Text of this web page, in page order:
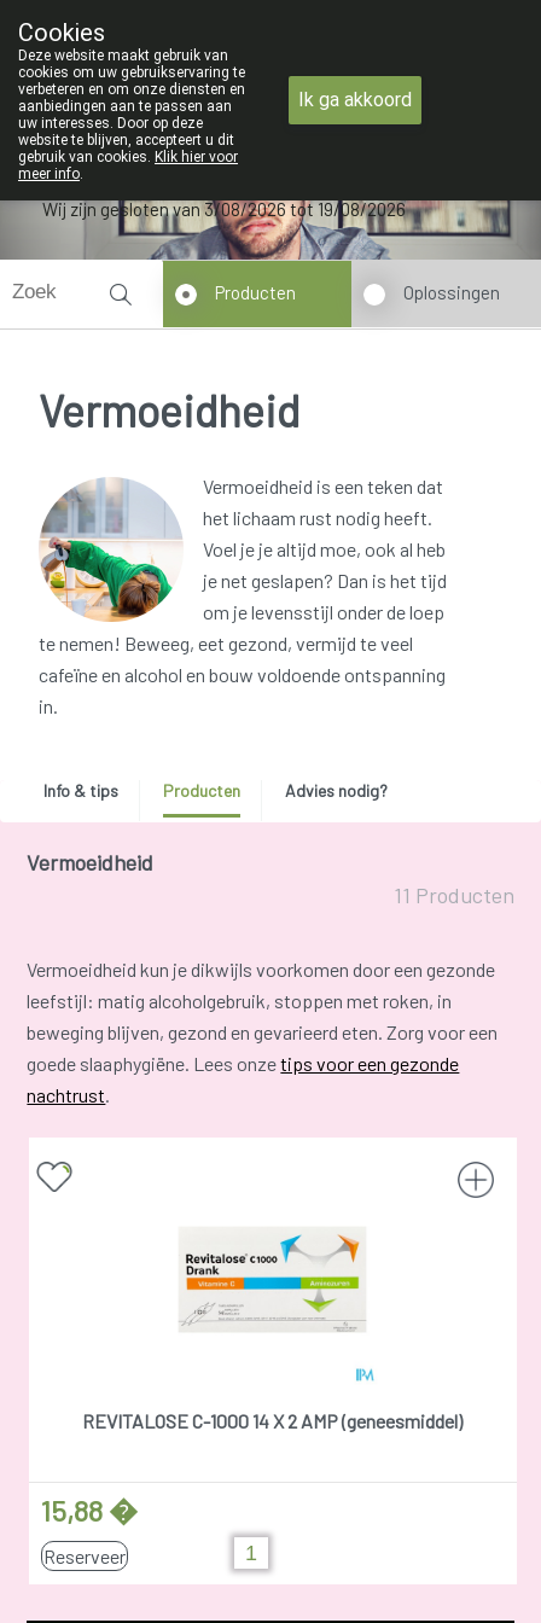
09 228 32 36
Wij zijn gesloten van 3/08/2026 tot 19/08/2026
Producten Oplossingen
Vermoeidheid
Vermoeidheid is een teken dat
het lichaam rust nodig heeft.
Voel je je altijd moe, ook al heb
je net geslapen? Dan is het tijd
om je levensstijl onder de loep
te nemen! Beweeg, eet gezond, vermijd te veel
cafeïne en alcohol en bouw voldoende ontspanning
in.
Info & tips Producten Advies nodig?
Vermoeidheid
11 Producten
Vermoeidheid kun je dikwijls voorkomen door een gezonde
leefstijl: matig alcoholgebruik, stoppen met roken, in
beweging blijven, gezond en gevarieerd eten. Zorg voor een
goede slaaphygiëne. Lees onzetips voor een gezonde
nachtrust.
REVITALOSE C-1000 14 X 2 AMP (geneesmiddel)
15,88 �
Reserveer
Cookies
Deze website maakt gebruik van
cookies om uw gebruikservaring te
verbeteren en om onze diensten en
aanbiedingen aan te passen aan
uw interesses. Door op deze
website te blijven, accepteert u dit
gebruik van cookies. Klik hier voor
meer info.
Ik ga akkoord